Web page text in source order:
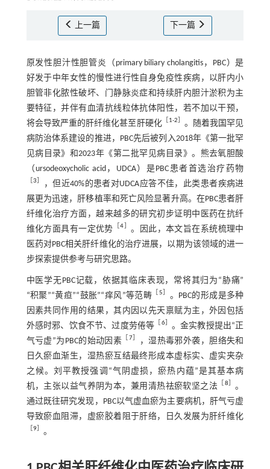
上一篇 下一篇
原发性胆汁性胆管炎（primary biliary cholangitis，PBC）是
好发于中年女性的慢性进行性自身免疫性疾病，以肝内小
胆管非化脓性破坏、门静脉炎症和持续肝内胆汁淤积为主
要特征，并伴有血清抗线粒体抗体阳性，若不加以干预，
将会导致严重的肝纤维化甚至肝硬化 ［1-2］ 。随着我国罕见
病防治体系建设的推进，PBC先后被列入2018年《第一批罕
见病目录》和2023年《第二批罕见病目录》。熊去氧胆酸
（ursodeoxycholic acid，UDCA）是PBC患者首选治疗药物
［3］
，但近40%的患者对UDCA应答不佳，此类患者疾病进
展更为迅速，肝移植率和死亡风险显著升高。在PBC患者肝
纤维化治疗方面，越来越多的研究初步证明中医药在抗纤
维化方面具有一定优势 ［4］ 。因此，本文旨在系统梳理中
医药对PBC相关肝纤维化的治疗进展，以期为该领域的进一
步探索提供参考与研究思路。
中医学无PBC记载，依据其临床表现，常将其归为“胁痛”
“积聚”“黄疸”“鼓胀”“痒风”等范畴 ［5］ 。PBC的形成是多种
因素共同作用的结果，其内因以先天禀赋为主，外因包括
外感时邪、饮食不节、过度劳倦等 ［6］ 。金实教授提出“正
气亏虚”为PBC的始动因素 ［7］
，湿热毒邪外袭，胆络失和
日久瘀血渐生，湿热瘀互结最终形成本虚标实、虚实夹杂
之候。刘平教授强调“气阴虚损，瘀热内蕴”是其基本病
机，主张以益气养阴为本，兼用清热祛瘀软坚之法 ［8］ 。
通过既往研究发现，PBC以气虚血瘀为主要病机，肝气亏虚
导致瘀血阻滞，虚瘀胶着阻于肝络，日久发展为肝纤维化
［9］ 。